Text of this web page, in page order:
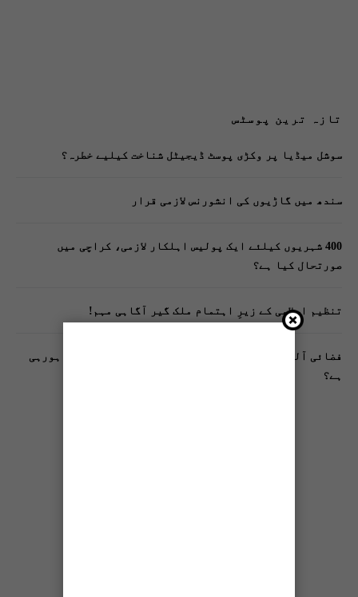
تازہ ترین پوسٹس
سوشل میڈیا پر وکڑی پوسٹ ڈیجیٹل شناخت کیلیے خطرہ؟
سندھ میں گاڑیوں کی انشورنس لازمی قرار
400 شہریوں کیلئے ایک پولیس اہلکار لازمی، کراچی میں
صورتحال کیا ہے؟
تنظیم اسلامی کے زیرِ اہتمام ملک گیر آگاہی مہم!
فضائی آلودگی انسانی دماغ کیلیے کیسے خطرناک ثابت ہورہی
ہے؟